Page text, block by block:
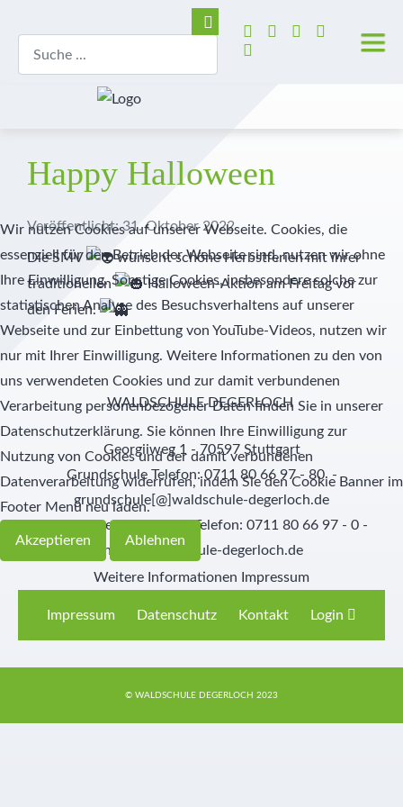
Happy Halloween
Veröffentlicht: 31. Oktober 2022
Die SMV
wünscht schöne Herbstferien mit ihrer
traditionellen
Halloween-Aktion am Freitag vor
den Ferien.
WALDSCHULE DEGERLOCH
Georgiiweg 1 - 70597 Stuttgart
Grundschule Telefon: 0711 80 66 97 - 80 -
grundschule[@]waldschule-degerloch.de
Weiterführende Schulen Telefon: 0711 80 66 97 - 0 -
info[@]waldschule-degerloch.de
Impressum Datenschutz Kontakt Login
© WALDSCHULE DEGERLOCH 2023
Wir nutzen Cookies auf unserer Webseite. Cookies, die
essenziell für den Betrieb der Webseite sind, nutzen wir ohne
Ihre Einwilligung. Sonstige Cookies, insbesondere solche zur
statistischen Analyse des Besuchsverhaltens auf unserer
Webseite und zur Einbettung von YouTube-Videos, nutzen wir
nur mit Ihrer Einwilligung. Weitere Informationen zu den von
uns verwendeten Cookies und zur damit verbundenen
Verarbeitung personenbezogener Daten finden Sie in unserer
Datenschutzerklärung. Sie können Ihre Einwilligung zur
Nutzung von Cookies und der damit verbundenen
Datenverarbeitung widerrufen, indem Sie den Cookie Banner im
Footer Menü neu laden.
Akzeptieren Ablehnen
Weitere Informationen Impressum